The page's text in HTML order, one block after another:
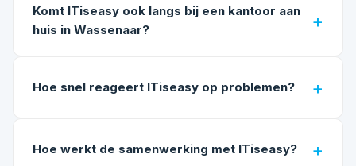
Komt ITiseasy ook langs bij een kantoor aan
huis in Wassenaar?
Hoe snel reageert ITiseasy op problemen?
Hoe werkt de samenwerking met ITiseasy?